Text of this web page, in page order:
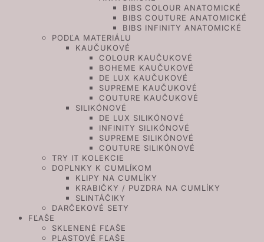
BIBS COLOUR ANATOMICKÉ
BIBS COUTURE ANATOMICKÉ
BIBS INFINITY ANATOMICKÉ
PODĽA MATERIÁLU
KAUČUKOVÉ
COLOUR KAUČUKOVÉ
BOHEME KAUČUKOVÉ
DE LUX KAUČUKOVÉ
SUPREME KAUČUKOVÉ
COUTURE KAUČUKOVÉ
SILIKÓNOVÉ
DE LUX SILIKÓNOVÉ
INFINITY SILIKÓNOVÉ
SUPREME SILIKÓNOVÉ
COUTURE SILIKÓNOVÉ
TRY IT KOLEKCIE
DOPLNKY K CUMLÍKOM
KLIPY NA CUMLÍKY
KRABIČKY / PUZDRA NA CUMLÍKY
SLINTÁČIKY
DARČEKOVÉ SETY
FĽAŠE
SKLENENÉ FĽAŠE
PLASTOVÉ FĽAŠE